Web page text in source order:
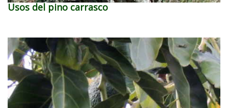
Usos del pino carrasco